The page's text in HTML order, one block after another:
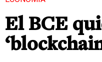
El BCE